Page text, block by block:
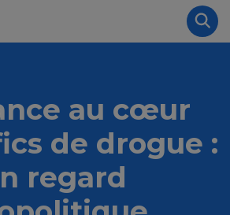
au cœur
de drogue :
regard
des cookies